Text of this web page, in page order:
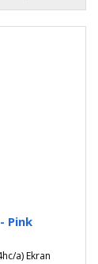
Pink
a) Ekran